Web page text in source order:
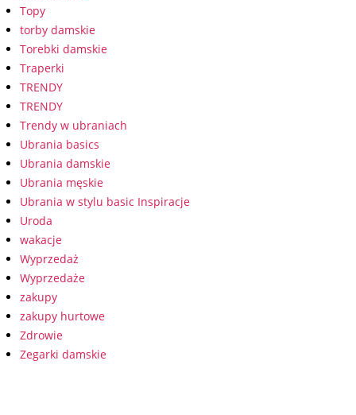
Topy
torby damskie
Torebki damskie
Traperki
TRENDY
TRENDY
Trendy w ubraniach
Ubrania basics
Ubrania damskie
Ubrania męskie
Ubrania w stylu basic Inspiracje
Uroda
wakacje
Wyprzedaż
Wyprzedaże
zakupy
zakupy hurtowe
Zdrowie
Zegarki damskie